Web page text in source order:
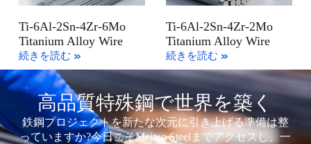
Ti-6Al-2Sn-4Zr-6Mo
Titanium Alloy Wire
続きを読む »
Ti-6Al-2Sn-4Zr-2Mo
Titanium Alloy Wire
続きを読む »
高品質特殊鋼で世界を築く
鉄鋼プロジェクトを新たな次元に引き上げる準備は整
っていますか?今日こそMeituo Steelまでアクセスし、一